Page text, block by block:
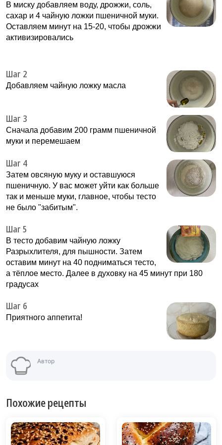
В миску добавляем воду, дрожжи, соль,
сахар и 4 чайную ложки пшеничной муки.
Оставляем минут на 15-20, чтобы дрожжи
активизировались
Шаг 2
Добавляем чайную ложку масла
Шаг 3
Сначала добавим 200 грамм пшеничной
муки и перемешаем
Шаг 4
Затем овсяную муку и оставшуюся
пшеничную. У вас может уйти как больше
так и меньше муки, главное, чтобы тесто
не было "забитым".
Шаг 5
В тесто добавим чайную ложку
Разрыхлителя, для пышности. Затем
оставим минут на 40 подниматься тесто,
а тёплое место. Далее в духовку на 45 минут при 180
градусах
Шаг 6
Приятного аппетита!
Автор
Похожие рецепты